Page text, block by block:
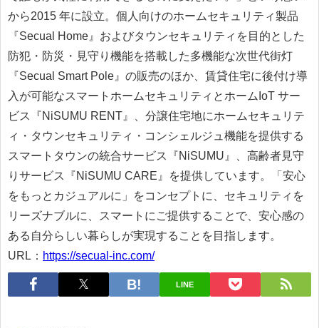
から2015 年に設立。個人向けのホームセキュリティ製品
『Secual Home』およびタウンセキュリティを目的とした
防犯・防災・見守り機能を搭載した多機能な次世代街灯
『Secual Smart Pole』の販売のほか、賃貸住宅に後付け導
入が可能なスマートホームセキュリティとホームIoT サー
ビス『NiSUMU RENT』、分譲住宅地にホームセキュリテ
ィ・タウンセキュリティ・コンシェルジュ機能を提供する
スマートタウンの統合サービス『NiSUMU』、高齢者見守
りサービス『NiSUMU CARE』を提供しています。「安心
をもっとカジュアルに」をコンセプトに、セキュリティを
リーズナブルに、スマートにご提供することで、安心感の
ある自分らしい暮らしが実現することを目指します。
URL： https://secual-inc.com/
LINE